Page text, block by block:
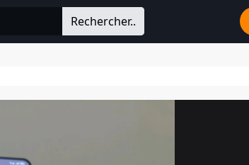
Rechercher..